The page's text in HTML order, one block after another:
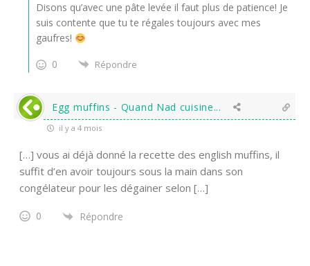
Disons qu’avec une pâte levée il faut plus de patience! Je
suis contente que tu te régales toujours avec mes
gaufres!
0
Répondre
Egg muffins - Quand Nad cuisine...
il y a 4 mois
[…] vous ai déjà donné la recette des english muffins, il
suffit d’en avoir toujours sous la main dans son
congélateur pour les dégainer selon […]
0 Répondre